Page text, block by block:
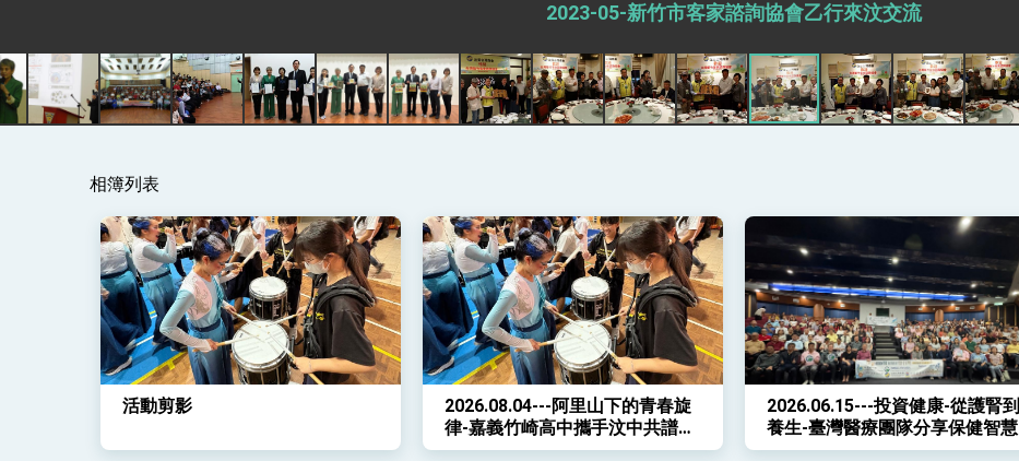
外交部長林佳龍主持第35次「參與亞太經濟合作策略小組」跨部會會議
民調顯示多數國人滿意政府外交表現，高度支持「總合外交」與台歐美日關係深化
總統以「韌性之島，希望之光」為題發表2026新 年談話
總統發表執政周年談話 盼面對未來挑戰 堅持團結 迎風轉型 穩健前行
賴總統就職演說影片
總統重要談話
外交部重要言論
我國政府將在美國亞利桑納州設立「駐鳳凰城辦事處」，進一步深化台美交流合作
2023-05-新竹市客家諮詢協會乙行來汶交流
相簿列表
活動剪影
2026.08.04---阿里山下的青春旋
律-嘉義竹崎高中攜手汶中共譜交
流樂章
2026.06.15---投資健康-從護腎到
養生-臺灣醫療團隊分享保健智慧